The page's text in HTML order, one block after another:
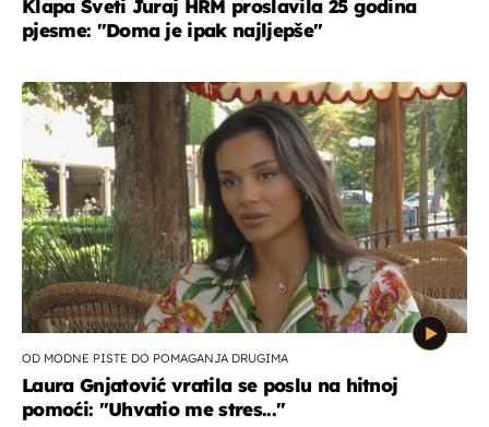
Klapa Sveti Juraj HRM proslavila 25 godina
pjesme: "Doma je ipak najljepše"
OD MODNE PISTE DO POMAGANJA DRUGIMA
Laura Gnjatović vratila se poslu na hitnoj
pomoći: "Uhvatio me stres..."